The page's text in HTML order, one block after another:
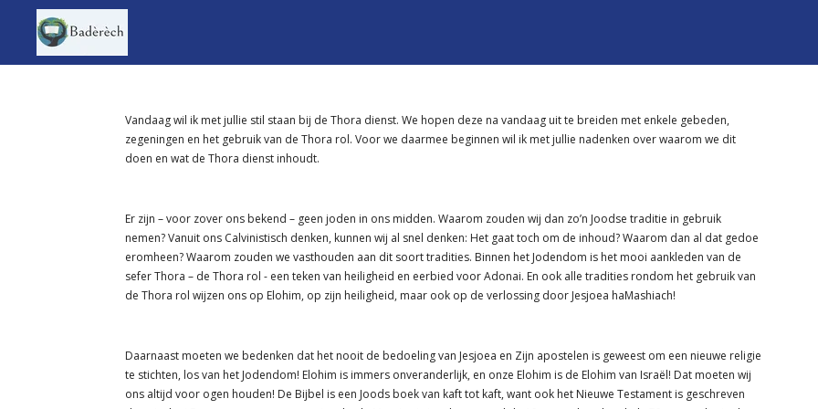
direct
Vandaag wil ik met jullie stil staan bij de Thora dienst. We hopen deze na vandaag uit te breiden met enkele gebeden,
zegeningen en het gebruik van de Thora rol. Voor we daarmee beginnen wil ik met jullie nadenken over waarom we dit
doen en wat de Thora dienst inhoudt.
Er zijn – voor zover ons bekend – geen joden in ons midden. Waarom zouden wij dan zo’n Joodse traditie in gebruik
nemen? Vanuit ons Calvinistisch denken, kunnen wij al snel denken: Het gaat toch om de inhoud? Waarom dan al dat gedoe
eromheen? Waarom zouden we vasthouden aan dit soort tradities. Binnen het Jodendom is het mooi aankleden van de
sefer Thora – de Thora rol - een teken van heiligheid en eerbied voor Adonai. En ook alle tradities rondom het gebruik van
de Thora rol wijzen ons op Elohim, op zijn heiligheid, maar ook op de verlossing door Jesjoea haMashiach!
Daarnaast moeten we bedenken dat het nooit de bedoeling van Jesjoea en Zijn apostelen is geweest om een nieuwe religie
te stichten, los van het Jodendom! Elohim is immers onveranderlijk, en onze Elohim is de Elohim van Israël! Dat moeten wij
ons altijd voor ogen houden! De Bijbel is een Joods boek van kaft tot kaft, want ook het Nieuwe Testament is geschreven